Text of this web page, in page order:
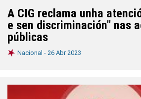
A CIG reclama unha
e sen discriminación" nas
públicas
Nacional - 26 Abr 2023